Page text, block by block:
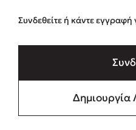
Συνδεθείτε ή κάντε
Δημιουργία